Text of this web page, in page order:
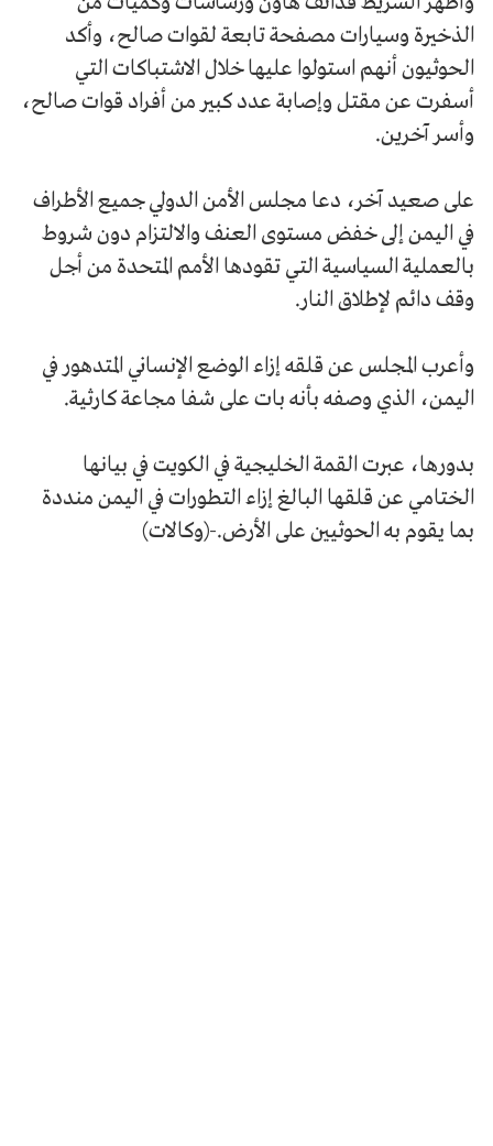
الذخيرة وسيارات مصفحة تابعة لقوات صالح، وأكد
الحوثيون أنهم استولوا عليها خلال الاشتباكات التي
أسفرت عن مقتل وإصابة عدد كبير من أفراد قوات صالح،
وأسر آخرين.
على صعيد آخر، دعا مجلس الأمن الدولي جميع الأطراف
في اليمن إلى خفض مستوى العنف والالتزام دون شروط
بالعملية السياسية التي تقودها الأمم المتحدة من أجل
وقف دائم لإطلاق النار.
وأعرب المجلس عن قلقه إزاء الوضع الإنساني المتدهور في
اليمن، الذي وصفه بأنه بات على شفا مجاعة كارثية.
بدورها، عبرت القمة الخليجية في الكويت في بيانها
الختامي عن قلقها البالغ إزاء التطورات في اليمن منددة
بما يقوم به الحوثيين على الأرض.-(وكالات)